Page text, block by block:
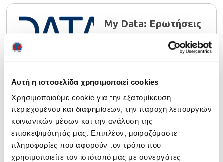
Αυτή η ιστοσελίδα χρησιμοποιεί cookies
Χρησιμοποιούμε cookie για την εξατομίκευση
περιεχομένου και διαφημίσεων, την παροχή λειτουργιών
κοινωνικών μέσων και την ανάλυση της
επισκεψιμότητάς μας. Επιπλέον, μοιραζόμαστε
πληροφορίες που αφορούν τον τρόπο που
χρησιμοποιείτε τον ιστότοπό μας με συνεργάτες
My Data: Ερωτήσεις
και απαντήσεις